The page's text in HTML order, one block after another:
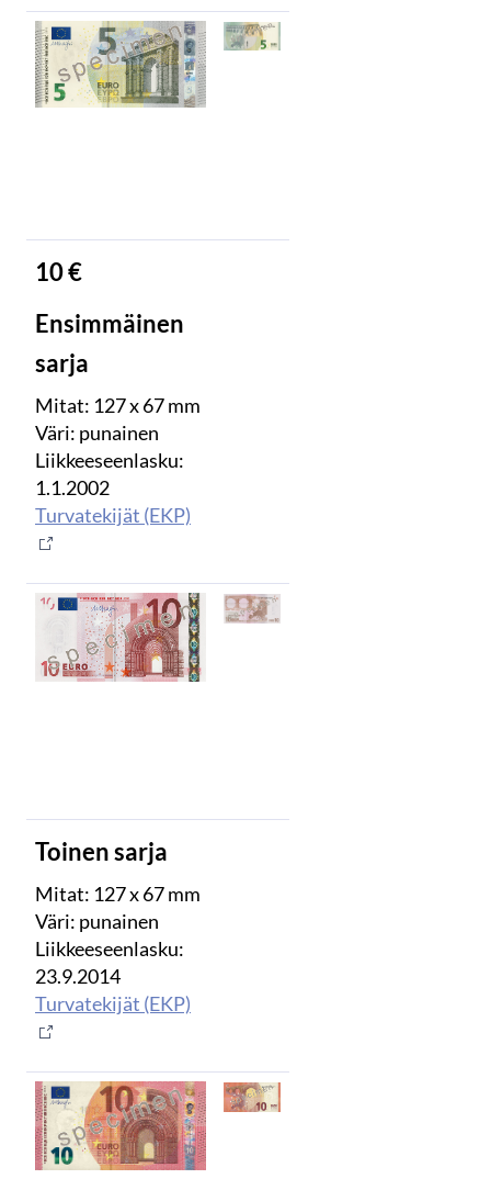
10 €
Ensimmäinen
sarja
Mitat: 127 x 67 mm
Väri: punainen
Liikkeeseenlasku:
1.1.2002
Turvatekijät (EKP)
Toinen sarja
Mitat: 127 x 67 mm
Väri: punainen
Liikkeeseenlasku:
23.9.2014
Turvatekijät (EKP)